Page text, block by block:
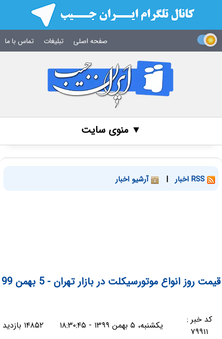
صفحه اصلی تبلیغات تماس با ما
▼ منوی سایت
| آرشیو اخبار
قیمت روز انواع موتورسیکلت در بازار تهران - 5 بهمن 99
کد خبر :
۷۹۹۱۱
یکشنبه، ۵ بهمن ۱۳۹۹ - ۱۸:۳۰:۴۵ ۱۴۸۵۲ بازدید